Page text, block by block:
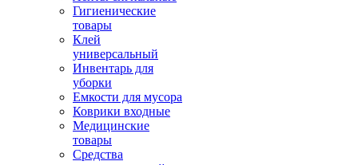
Гигиенические
товары
Клей
универсальный
Инвентарь для
уборки
Емкости для мусора
Коврики входные
Медицинские
товары
Средства